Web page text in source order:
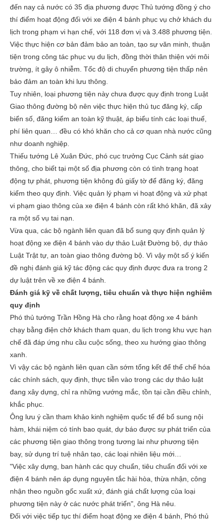
đến nay cả nước có 35 địa phương được Thủ tướng đồng ý cho
thí điểm hoạt động đối với xe điện 4 bánh phục vụ chở khách du
lịch trong phạm vi hạn chế, với 118 đơn vị và 3.488 phương tiện.
Việc thực hiện cơ bản đảm bảo an toàn, tạo sự văn minh, thuận
tiện trong công tác phục vụ du lịch, đồng thời thân thiện với môi
trường, ít gây ô nhiễm. Tốc độ di chuyển phương tiện thấp nên
bảo đảm an toàn khi lưu thông.
Tuy nhiên, loại phương tiện này chưa được quy định trong Luật
Giao thông đường bộ nên việc thực hiện thủ tục đăng ký, cấp
biển số, đăng kiểm an toàn kỹ thuật, áp biểu tính các loại thuế,
phí liên quan… đều có khó khăn cho cả cơ quan nhà nước cũng
như doanh nghiệp.
Thiếu tướng Lê Xuân Đức, phó cục trưởng Cục Cảnh sát giao
thông, cho biết tại một số địa phương còn có tình trạng hoạt
động tự phát, phương tiện không đủ giấy tờ để đăng ký, đăng
kiểm theo quy định. Việc quản lý phạm vi hoạt động và xử phạt
vi phạm giao thông của xe điện 4 bánh còn rất khó khăn, đã xảy
ra một số vụ tai nạn.
Vừa qua, các bộ ngành liên quan đã bổ sung quy định quản lý
hoạt động xe điện 4 bánh vào dự thảo Luật Đường bộ, dự thảo
Luật Trật tự, an toàn giao thông đường bộ. Vì vậy một số ý kiến
đề nghị đánh giá kỹ tác động các quy định được đưa ra trong 2
dự luật trên về xe điện 4 bánh.
Đánh giá kỹ về chất lượng, tiêu chuẩn và thực hiện nghiêm
quy định
Phó thủ tướng Trần Hồng Hà cho rằng hoạt động xe 4 bánh
chạy bằng điện chở khách tham quan, du lịch trong khu vực hạn
chế đã đáp ứng nhu cầu cuộc sống, theo xu hướng giao thông
xanh.
Vì vậy các bộ ngành liên quan cần sớm tổng kết để thể chế hóa
các chính sách, quy định, thực tiễn vào trong các dự thảo luật
đang xây dựng, chỉ ra những vướng mắc, tồn tại cần điều chỉnh,
khắc phục.
Ông lưu ý cần tham khảo kinh nghiệm quốc tế để bổ sung nội
hàm, khái niệm có tính bao quát, dự báo được sự phát triển của
các phương tiện giao thông trong tương lai như phương tiện
bay, sử dụng trí tuệ nhân tạo, các loại nhiên liệu mới…
"Việc xây dựng, ban hành các quy chuẩn, tiêu chuẩn đối với xe
điện 4 bánh nên áp dụng nguyên tắc hài hòa, thừa nhận, công
nhận theo nguồn gốc xuất xứ, đánh giá chất lượng của loại
phương tiện này ở các nước phát triển", ông Hà nêu.
Đối với việc tiếp tục thí điểm hoạt động xe điện 4 bánh, Phó thủ